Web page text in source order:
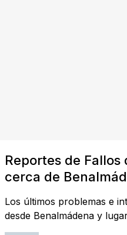
Reportes de Fallos
cerca de
Los últimos problemas e
desde Benalmádena y